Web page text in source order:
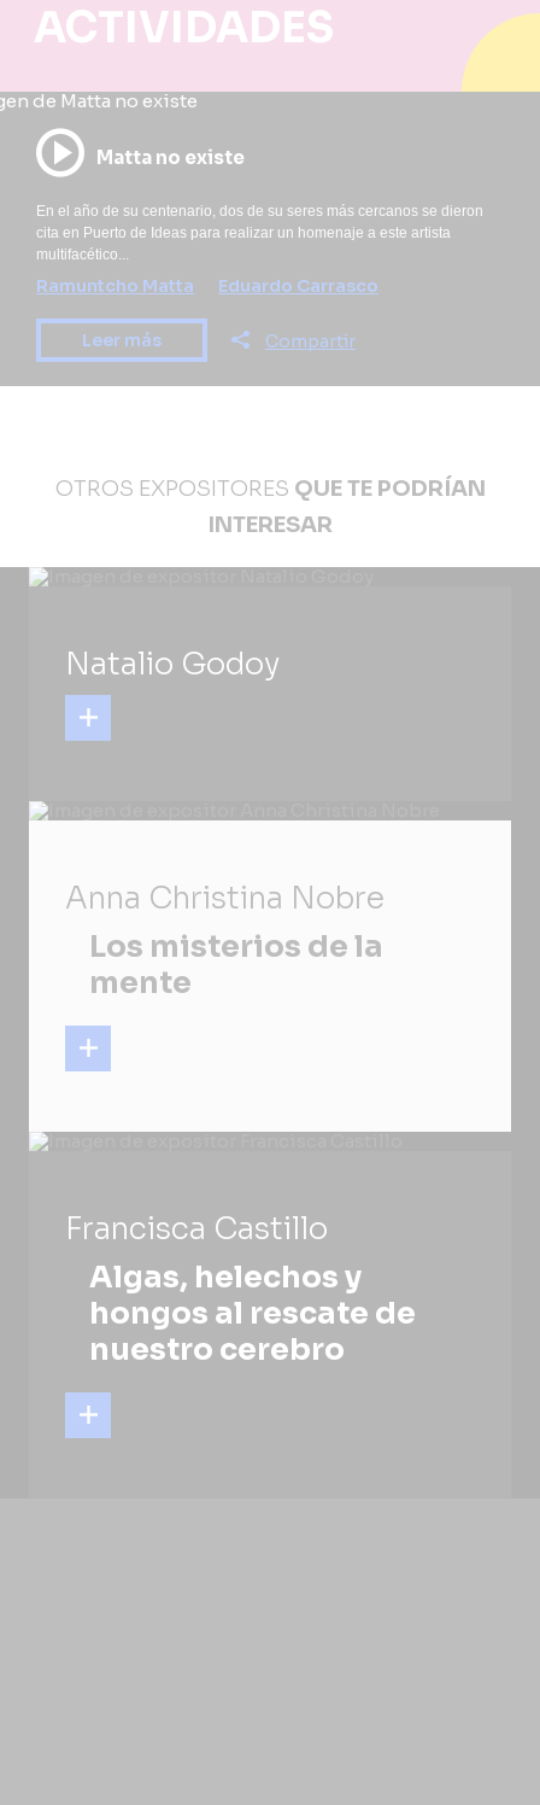
ACTIVIDADES
Matta no existe
En el año de su centenario, dos de su seres más cercanos se dieron
cita en Puerto de Ideas para realizar un homenaje a este artista
multifacético...
Ramuntcho Matta Eduardo Carrasco
Leer más Compartir
OTROS EXPOSITORES QUE TE PODRÍAN
INTERESAR
Natalio Godoy
Anna Christina Nobre
Los misterios de la
mente
Francisca Castillo
Algas, helechos y
hongos al rescate de
nuestro cerebro